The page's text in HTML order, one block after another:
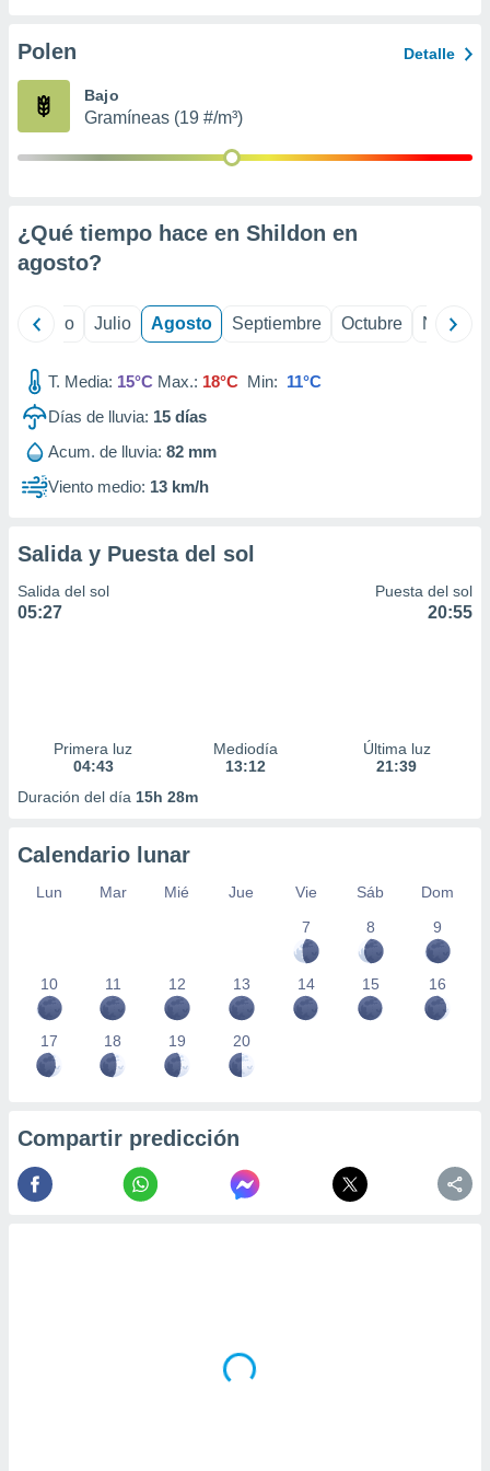
e
mediante
de
1199
Polen Detalle
Bajo
Gramíneas (19 #/m³)
¿Qué tiempo hace en Shildon en
agosto?
Junio Julio Agosto Septiembre Octubre
T. Media: 15°C Max.: 18°C Min: 11°C
Días de lluvia: 15 días
Acum. de lluvia: 82 mm
Viento medio: 13 km/h
Salida y Puesta del sol
Salida del sol
05:27
Puesta del sol
20:55
Primera luz
04:43
Mediodía
13:12
Última luz
21:39
Duración del día 15h 28m
Calendario lunar
Lun Mar Mié Jue Vie Sáb
Dom
7
8 9
10 11 12 13 14 15 16
17 18 19 20
Compartir predicción